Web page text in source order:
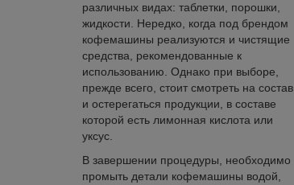
различных видах: таблетки, порошки,
жидкости. Нередко, когда под брендом
кофемашины реализуются и чистящие
средства, рекомендованные к
использованию. Однако при выборе,
прежде всего, стоит смотреть на состав
и остерегаться продукции, в составе
которой есть лимонная кислота или
уксус.
В завершении процедуры, необходимо
промыть детали кофемашины водой,